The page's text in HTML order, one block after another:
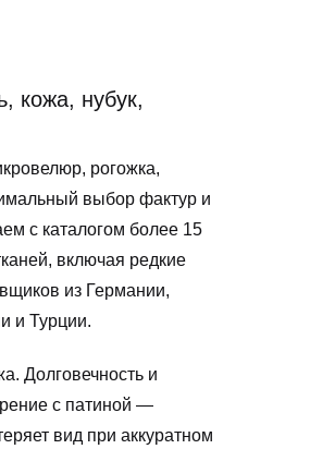
кожа, нубук,
рогожка,
выбор фактур и
с каталогом более 15
включая редкие
из Германии,
и Турции.
Долговечность и
с патиной —
вид при аккуратном